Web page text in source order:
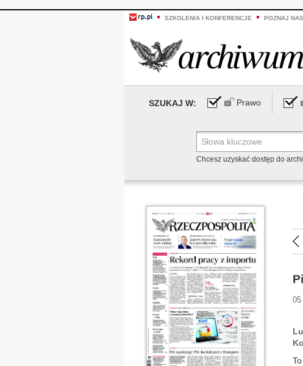
SZKOLENIA I KONFERENCJE POZNAJ
SZUKAJ W: Prawo
Chcesz uzyskać dostęp do
05